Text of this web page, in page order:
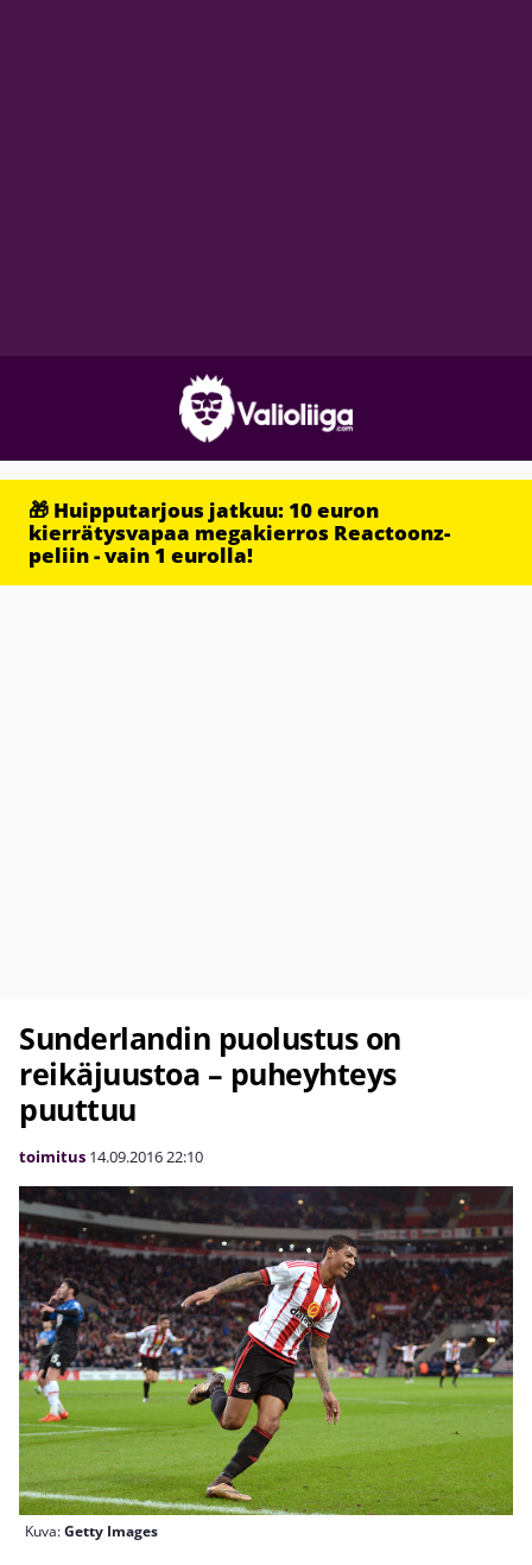
🎁 Huipputarjous jatkuu: 10 euron
kierrätysvapaa megakierros Reactoonz-
peliin - vain 1 eurolla!
Sunderlandin puolustus on
reikäjuustoa – puheyhteys
puuttuu
toimitus 14.09.201622:10
Kuva:Getty Images